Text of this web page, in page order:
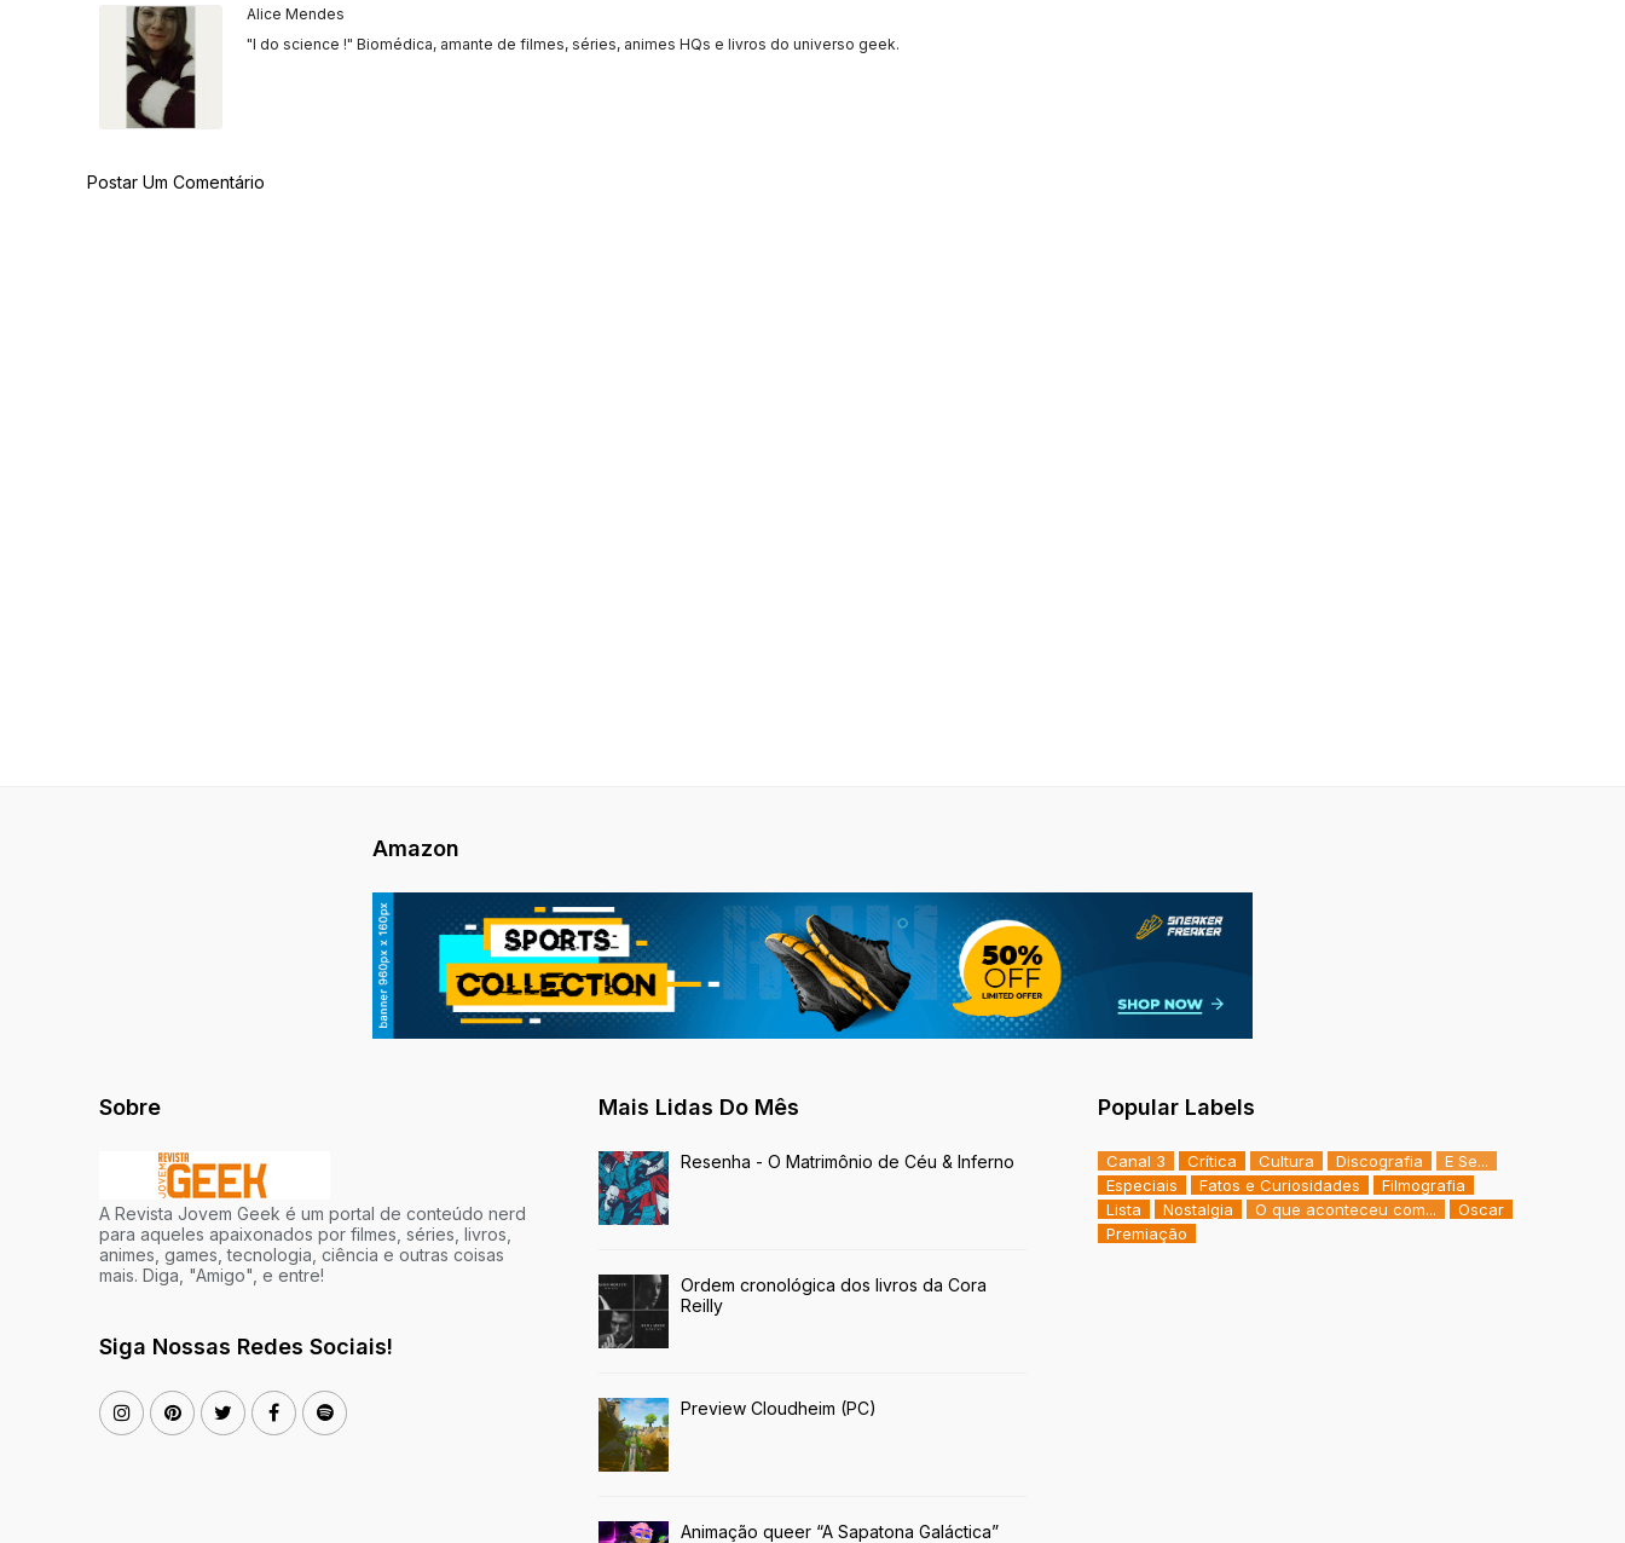
Alice Mendes
"I do science !" Biomédica, amante de filmes, séries, animes HQs e livros do universo geek.
Postar Um Comentário
Amazon
Sobre
A Revista Jovem Geek é um portal de conteúdo nerd
para aqueles apaixonados por filmes, séries, livros,
animes, games, tecnologia, ciência e outras coisas
mais. Diga, "Amigo", e entre!
Siga Nossas Redes Sociais!
Mais Lidas Do Mês
Resenha - O Matrimônio de Céu & Inferno
Ordem cronológica dos livros da Cora
Reilly
Preview Cloudheim (PC)
Animação queer “A Sapatona Galáctica”
Popular Labels
Canal 3 Crítica Cultura Discografia
E Se...
Especiais
Fatos e Curiosidades
Filmografia
Lista
Nostalgia O que aconteceu com...
Oscar
Premiação